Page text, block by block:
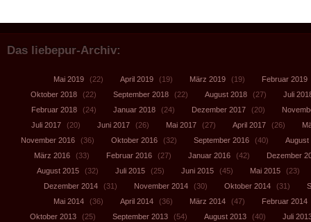
Das liebepur-Archiv:
Mai 2019 (22) April 2019 (19) März 2019 (19) Februar 2019
Oktober 2018
(22) September 2018 (22) August 2018 (27)
Juli
Februar 2018
(24) Januar 2018 (24) Dezember 2017 (20)
Juli 2017
(20) Juni 2017 (26) Mai 2017 (27) April 2017 (26)
November 2016
(36) Oktober 2016 (32) September 2016 (40)
August
März 2016
(33) Februar 2016 (27) Januar 2016 (42)
Dezember
August 2015
(32) Juli 2015 (25) Juni 2015 (45) Mai 2015
(23)
Dezember 2014
(31) November 2014 (30) Oktober 2014 (31)
Mai 2014
(36) April 2014 (36) März 2014 (47) Februar 2014
Oktober 2013
(25) September 2013 (54) August 2013 (40)
Juli